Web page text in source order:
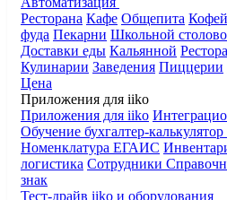
Ресторана Кафе Общепита
фуда Пекарни Школьной
Доставки еды Кальянной
Кулинарии Заведения Пиццерии
Цена
Приложения для iiko
Приложения для iiko
Обучение бухгалтер-калькулятор
Номенклатура ЕГАИС
логистика Сотрудники
знак
Тест-драйв iiko и оборудования